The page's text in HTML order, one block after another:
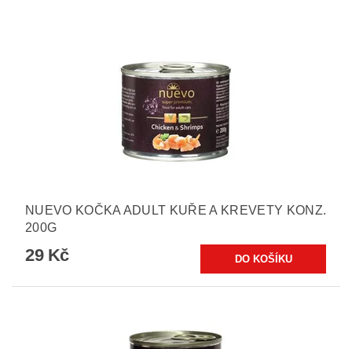
NUEVO KOČKA ADULT KUŘE A KREVETY KONZ.
200G
29 Kč